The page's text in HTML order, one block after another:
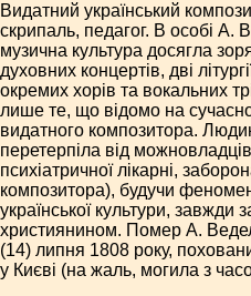
Видатний український
скрипаль, педагог. В особі А.
музична культура досягла
духовних концертів, дві
окремих хорів та вокальних
лише те, що відомо на
видатного композитора.
перетерпіла від
психіатричної лікарні,
композитора), будучи
української культури,
християнином. Помер А.
(14) липня 1808 року,
у Києві (на жаль, могила з